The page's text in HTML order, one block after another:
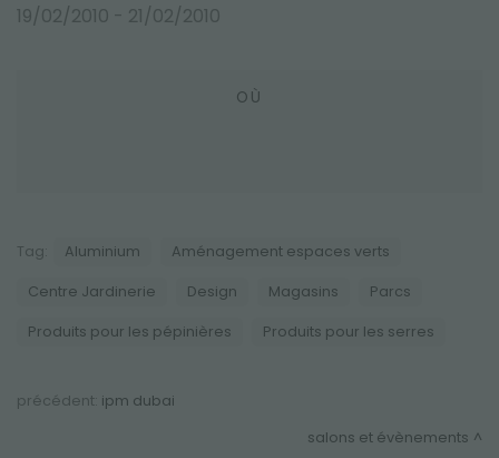
SALONS ET ÉVÈNEMENTS
19/02/2010 - 21/02/2010
OÙ
Tag: Aluminium Aménagement espaces verts
Centre Jardinerie Design Magasins Parcs
Produits pour les pépinières Produits pour les serres
précédent: ipm dubai
salons et évènements